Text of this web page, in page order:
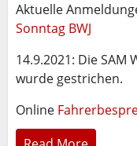
Aktuelle
Sonntag BWJ
14.9.2021: Die
wurde gestrichen.
Online